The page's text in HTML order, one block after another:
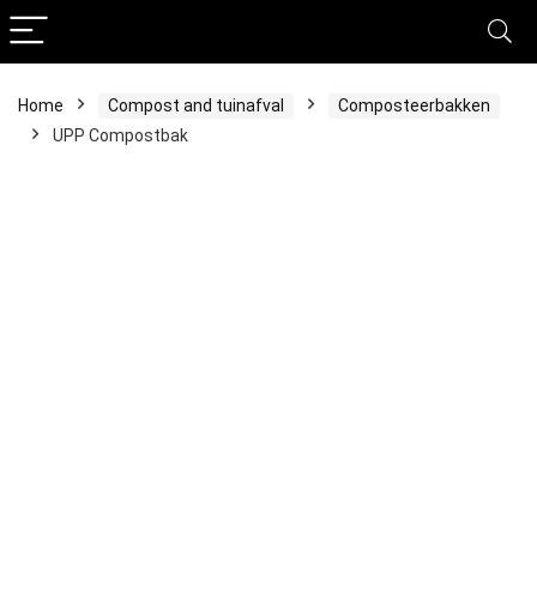
Home Compost and tuinafval
Composteerbakken
UPP Compostbak